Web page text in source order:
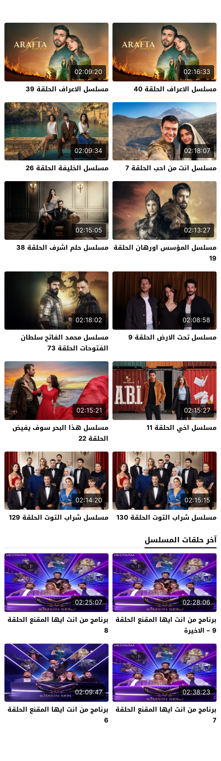
02:16:33
مسلسل الاعراف الحلقة 40
02:09:20
مسلسل الاعراف الحلقة 39
02:18:07
مسلسل انت من احب الحلقة 7
02:09:34
مسلسل الخليفة الحلقة 26
02:13:27
مسلسل المؤسس اورهان الحلقة
19
02:15:05
مسلسل حلم اشرف الحلقة 38
02:08:58
مسلسل تحت الارض الحلقة 9
02:18:02
مسلسل محمد الفاتح سلطان
الفتوحات الحلقة 73
02:15:27
مسلسل اخي الحلقة 11
02:15:21
مسلسل هذا البحر سوف يفيض
الحلقة 22
02:15:15
مسلسل شراب التوت الحلقة 130
02:14:20
مسلسل شراب التوت الحلقة 129
آخر حلقات المسلسل
02:28:06
برنامج من انت ايها المقنع الحلقة
9 – الاخيرة
02:25:07
برنامج من انت ايها المقنع الحلقة
8
02:38:23
برنامج من انت ايها المقنع الحلقة
7
02:09:47
برنامج من انت ايها المقنع الحلقة
6